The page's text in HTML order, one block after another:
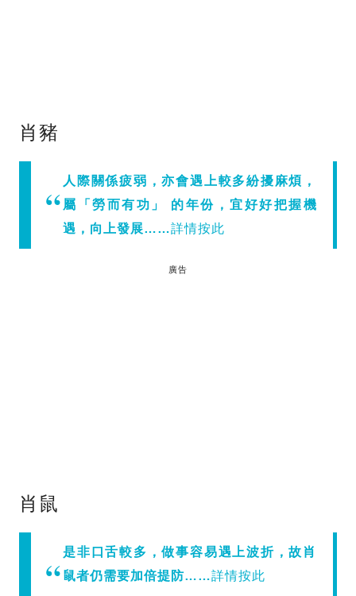
肖豬
人際關係疲弱，亦會遇上較多紛擾麻煩，
屬「勞而有功」 的年份，宜好好把握機
遇，向上發展……詳情按此
廣告
肖鼠
是非口舌較多，做事容易遇上波折，故肖
鼠者仍需要加倍提防……詳情按此